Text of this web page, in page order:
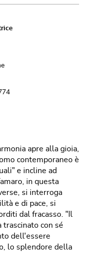
apre alla gioia,
contemporaneo è
e incline ad
in questa
si interroga
e di pace, si
dal fracasso. "Il
trascinato con sé
dell'essere
lo splendore della